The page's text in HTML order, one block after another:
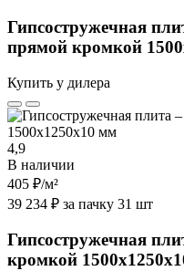
Гипсостружечная
прямой кромкой
Купить у дилера
4,9
В наличии
405 ₽/м²
39 234 ₽ за пачку 31 шт
Гипсостружечная
кромкой